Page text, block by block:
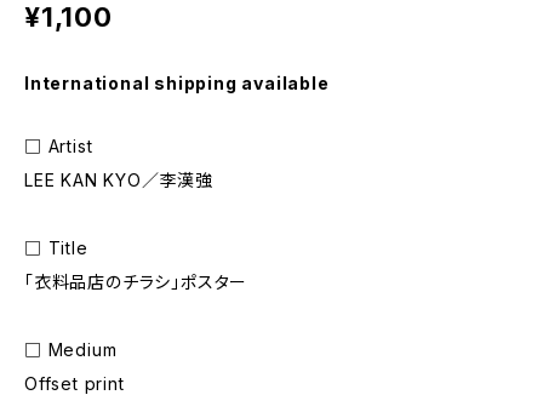
¥1,100
International shipping available
□ Artist
LEE KAN KYO／李漢強
□ Title
「衣料品店のチラシ」ポスター
□ Medium
Offset print